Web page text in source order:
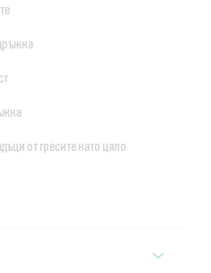
от гресите като цяло